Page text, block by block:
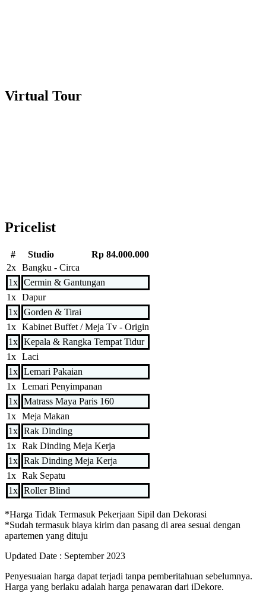
Virtual Tour
Pricelist
# Studio
Rp 84.000.000
2x Bangku - Circa
1x Cermin & Gantungan
1x Dapur
1x Gorden & Tirai
1x Kabinet Buffet / Meja Tv - Origin
1x Kepala & Rangka Tempat Tidur
1x Laci
1x Lemari Pakaian
1x Lemari Penyimpanan
1x Matrass Maya Paris 160
1x Meja Makan
1x Rak Dinding
1x Rak Dinding Meja Kerja
1x Rak Dinding Meja Kerja
1x Rak Sepatu
1x Roller Blind
*Harga Tidak Termasuk Pekerjaan Sipil dan Dekorasi
*Sudah termasuk biaya kirim dan pasang di area sesuai dengan
apartemen yang dituju
Updated Date : September 2023
Penyesuaian harga dapat terjadi tanpa pemberitahuan sebelumnya.
Harga yang berlaku adalah harga penawaran dari iDekore.